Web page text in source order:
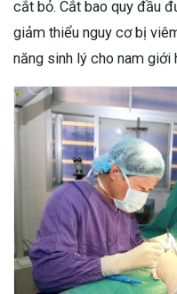
cắt bỏ. Cắt bao quy đầu
giảm thiểu nguy cơ bị
năng sinh lý cho nam giới